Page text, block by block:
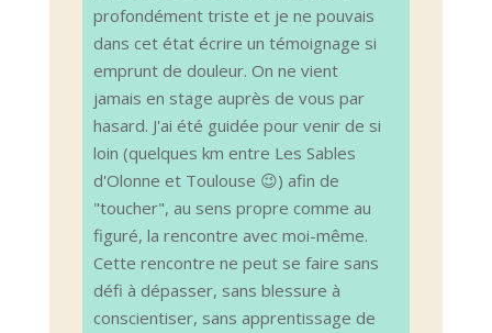
profondément triste et je ne pouvais
dans cet état écrire un témoignage si
emprunt de douleur. On ne vient
jamais en stage auprès de vous par
hasard. J'ai été guidée pour venir de si
loin (quelques km entre Les Sables
d'Olonne et Toulouse 😉) afin de
"toucher", au sens propre comme au
figuré, la rencontre avec moi-même.
Cette rencontre ne peut se faire sans
défi à dépasser, sans blessure à
conscientiser, sans apprentissage de